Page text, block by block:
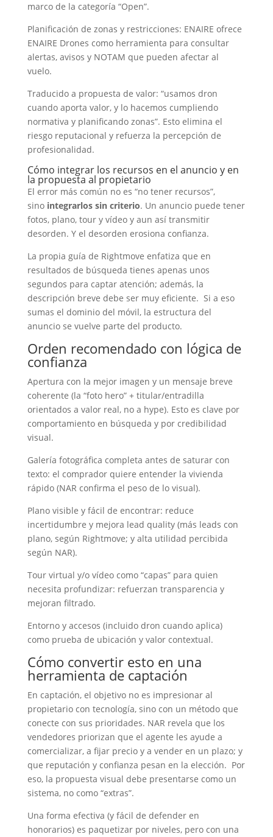
marco de la categoría “Open”.
Planificación de zonas y restricciones: ENAIRE ofrece
ENAIRE Drones como herramienta para consultar
alertas, avisos y NOTAM que pueden afectar al
vuelo.
Traducido a propuesta de valor: “usamos dron
cuando aporta valor, y lo hacemos cumpliendo
normativa y planificando zonas”. Esto elimina el
riesgo reputacional y refuerza la percepción de
profesionalidad.
Cómo integrar los recursos en el anuncio y en
la propuesta al propietario
El error más común no es “no tener recursos”,
sino integrarlos sin criterio. Un anuncio puede tener
fotos, plano, tour y vídeo y aun así transmitir
desorden. Y el desorden erosiona confianza.
La propia guía de Rightmove enfatiza que en
resultados de búsqueda tienes apenas unos
segundos para captar atención; además, la
descripción breve debe ser muy eficiente. Si a eso
sumas el dominio del móvil, la estructura del
anuncio se vuelve parte del producto.
Orden recomendado con lógica de
confianza
Apertura con la mejor imagen y un mensaje breve
coherente (la “foto hero” + titular/entradilla
orientados a valor real, no a hype). Esto es clave por
comportamiento en búsqueda y por credibilidad
visual.
Galería fotográfica completa antes de saturar con
texto: el comprador quiere entender la vivienda
rápido (NAR confirma el peso de lo visual).
Plano visible y fácil de encontrar: reduce
incertidumbre y mejora lead quality (más leads con
plano, según Rightmove; y alta utilidad percibida
según NAR).
Tour virtual y/o vídeo como “capas” para quien
necesita profundizar: refuerzan transparencia y
mejoran filtrado.
Entorno y accesos (incluido dron cuando aplica)
como prueba de ubicación y valor contextual.
Cómo convertir esto en una
herramienta de captación
En captación, el objetivo no es impresionar al
propietario con tecnología, sino con un método que
conecte con sus prioridades. NAR revela que los
vendedores priorizan que el agente les ayude a
comercializar, a fijar precio y a vender en un plazo; y
que reputación y confianza pesan en la elección. Por
eso, la propuesta visual debe presentarse como un
sistema, no como “extras”.
Una forma efectiva (y fácil de defender en
honorarios) es paquetizar por niveles, pero con una